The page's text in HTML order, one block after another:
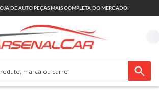
DE AUTO PEÇAS MAIS COMPLETA DO MERCADO!